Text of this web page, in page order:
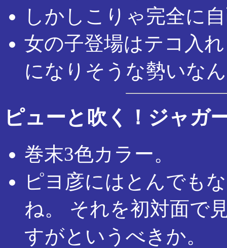
しかしこりゃ完全に
女の子登場はテコ入
になりそうな勢いな
ピューと吹く！ジャガ
巻末3色カラー。
ピヨ彦にはとんでも
ね。 それを初対面で
すがというべきか。